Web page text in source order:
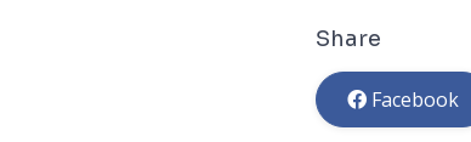
Share
Facebook